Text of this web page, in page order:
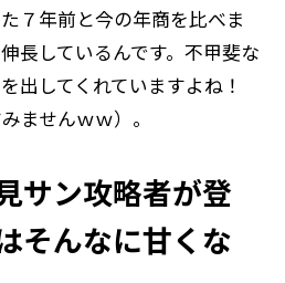
７年前と今の年商を比べま
長しているんです。不甲斐な
出してくれていますよね！
ませんｗｗ）。
サン攻略者が登
そんなに甘くな